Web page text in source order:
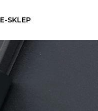
E-SKLEP